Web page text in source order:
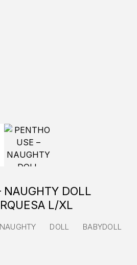
NAUGHTY DOLL
L/XL
DOLL BABYDOLL